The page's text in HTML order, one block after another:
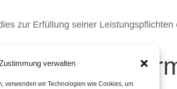
verwalten
verwenden wir Technologien wie Cookies, um
zur Erfüllung seiner